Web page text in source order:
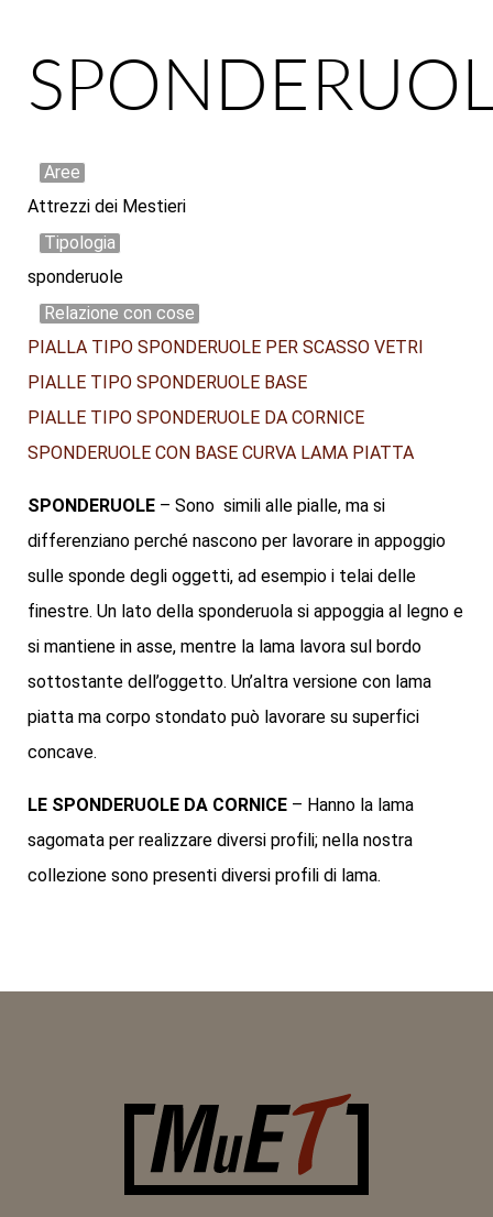
Aree
Attrezzi dei Mestieri
Tipologia
sponderuole
Relazione con cose
PIALLA TIPO SPONDERUOLE PER SCASSO VETRI
PIALLE TIPO SPONDERUOLE BASE
PIALLE TIPO SPONDERUOLE DA CORNICE
SPONDERUOLE CON BASE CURVA LAMA PIATTA
SPONDERUOLE – Sono simili alle pialle, ma si
differenziano perché nascono per lavorare in appoggio
sulle sponde degli oggetti, ad esempio i telai delle
finestre. Un lato della sponderuola si appoggia al legno e
si mantiene in asse, mentre la lama lavora sul bordo
sottostante dell’oggetto. Un’altra versione con lama
piatta ma corpo stondato può lavorare su superfici
concave.
LE SPONDERUOLE DA CORNICE – Hanno la lama
sagomata per realizzare diversi profili; nella nostra
collezione sono presenti diversi profili di lama.